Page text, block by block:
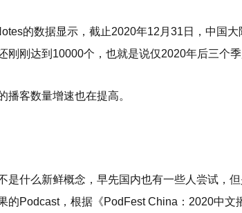
的数据显示，截止2020年12月31日，中国
刚刚达到10000个，也就是说仅2020年后三个
播客数量增速也在提高。
是什么新鲜概念，早先国内也有一些人尝试，
的Podcast，根据《PodFest China：2020中